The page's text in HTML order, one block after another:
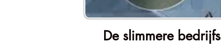
De slimmere